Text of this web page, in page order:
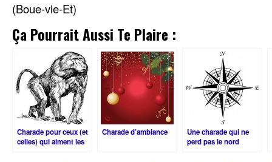
(Boue-vie-Et)
Ça Pourrait Aussi Te Plaire :
Charade pour ceux (et
celles) qui aiment les
Charade d’ambiance
Une charade qui ne
perd pas le nord